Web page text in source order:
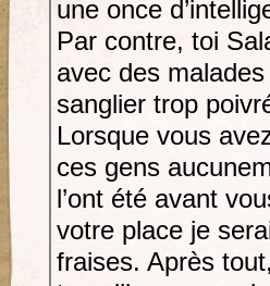
une once
Par contre, toi
avec des
sanglier trop
Lorsque vous
ces gens
l’ont été avant
votre place je
fraises. Après